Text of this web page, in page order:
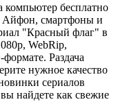
компьютер бесплатно
Айфон, смартфоны и
"Красный флаг" в
WebRip,
Раздача
нужное качество
сериалов
найдете как свежие